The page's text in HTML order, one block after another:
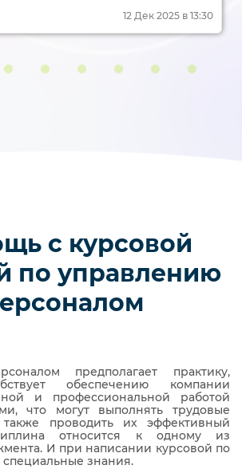
достижения этих целей. Учеба в
в ведущих компаниях — все
как покорить немецкую
12 Дек 2025 в 13:30
с курсовой
по управлению
предполагает практику,
обеспечению компании
и профессиональной работой
что могут выполнять трудовые
проводить их эффективный
относится к одному из
И при написании курсовой по
знания.